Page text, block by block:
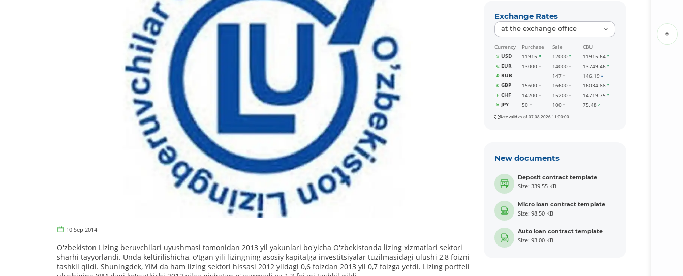
10 Sep 2014
O'zbekiston Lizing beruvchilari uyushmasi tomonidan 2013 yil yakunlari bo'yicha O'zbekistonda lizing xizmatlari sektori
sharhi tayyorlandi. Unda keltirilishicha, o'tgan yili lizingning asosiy kapitalga investitsiyalar tuzilmasidagi ulushi 2,8 foizni
tashkil qildi. Shuningdek, YIM da ham lizing sektori hissasi 2012 yildagi 0,6 foizdan 2013 yil 0,7 foizga yetdi. Lizing portfeli
Exchange Rates
at the exchange office
Currency Purchase Sale
CBU
USD
11915 12000
11915.64
EUR
13000 14000
13749.46
RUB
147
146.19
GBP
15600 16600
16034.88
CHF
14200 15200
14719.75
JPY
50 100 75.48
Rate valid as of 07.08.2026 11:00:00
New documents
Deposit contract template
Size: 339.55 KB
Micro loan contract template
Size: 98.50 KB
Auto loan contract template
Size: 93.00 KB